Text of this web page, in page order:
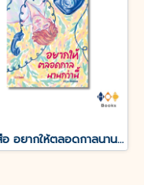
หนังสือ อยากให้ตลอดกาลนานกว่านี้